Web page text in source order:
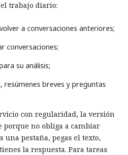
trabajo diario:
a conversaciones anteriores;
conversaciones;
su análisis;
breves y preguntas
con regularidad, la versión
porque no obliga a cambiar
una pestaña, pegas el texto,
la respuesta. Para tareas